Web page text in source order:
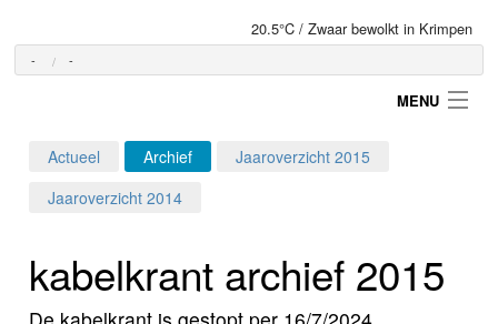
20.5°C / Zwaar bewolkt in Krimpen
- -
MENU
Programma's
Actueel Archief
Jaaroverzicht 2015
Jaaroverzicht 2014
kabelkrant archief 2015